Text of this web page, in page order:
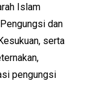
Islam
dan
serta
pengungsi